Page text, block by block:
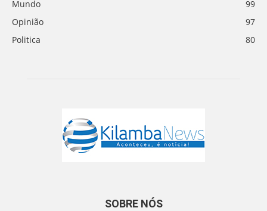
Mundo
99
Opinião
97
Politica
80
SOBRE NÓS